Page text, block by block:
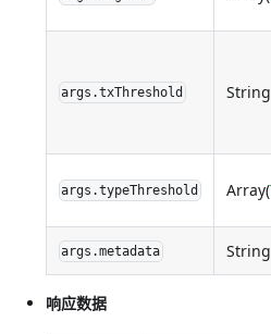
args.txThreshold String
args.typeThreshold Array(
args.metadata String
响应数据